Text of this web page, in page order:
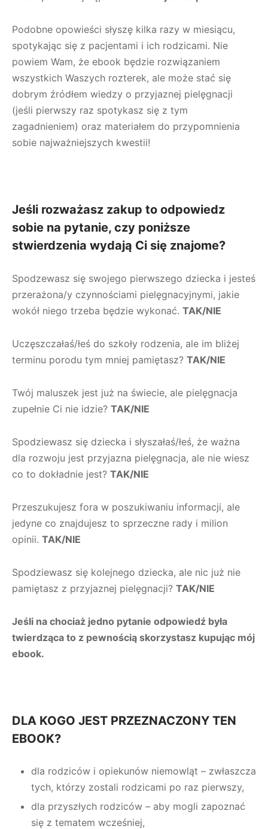
Podobne opowieści słyszę kilka razy w miesiącu,
spotykając się z pacjentami i ich rodzicami. Nie
powiem Wam, że ebook będzie rozwiązaniem
wszystkich Waszych rozterek, ale może stać się
dobrym źródłem wiedzy o przyjaznej pielęgnacji
(jeśli pierwszy raz spotykasz się z tym
zagadnieniem) oraz materiałem do przypomnienia
sobie najważniejszych kwestii!
Jeśli rozważasz zakup to odpowiedz
sobie na pytanie, czy poniższe
stwierdzenia wydają Ci się znajome?
Spodzewasz się swojego pierwszego dziecka i jesteś
przerażona/y czynnościami pielęgnacyjnymi, jakie
wokół niego trzeba będzie wykonać. TAK/NIE
Uczęszczałaś/łeś do szkoły rodzenia, ale im bliżej
terminu porodu tym mniej pamiętasz? TAK/NIE
Twój maluszek jest już na świecie, ale pielęgnacja
zupełnie Ci nie idzie? TAK/NIE
Spodziewasz się dziecka i słyszałaś/łeś, że ważna
dla rozwoju jest przyjazna pielęgnacja, ale nie wiesz
co to dokładnie jest? TAK/NIE
Przeszukujesz fora w poszukiwaniu informacji, ale
jedyne co znajdujesz to sprzeczne rady i milion
opinii. TAK/NIE
Spodziewasz się kolejnego dziecka, ale nic już nie
pamiętasz z przyjaznej pielęgnacji? TAK/NIE
Jeśli na chociaż jedno pytanie odpowiedź była
twierdząca to z pewnością skorzystasz kupując mój
ebook.
DLA KOGO JEST PRZEZNACZONY TEN
EBOOK?
dla rodziców i opiekunów niemowląt – zwłaszcza
tych, którzy zostali rodzicami po raz pierwszy,
dla przyszłych rodziców – aby mogli zapoznać
się z tematem wcześniej,